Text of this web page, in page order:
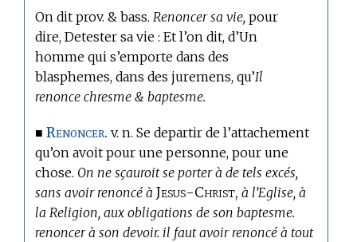
On dit prov. & bass.Renoncer sa vie, pour
dire, Detester sa vie : Et l’on dit, d’Un
homme qui s’emporte dans des
blasphemes, dans des juremens, qu’Il
renonce chresme & baptesme.
■Renoncer. v. n. Se departir de l’attachement
qu’on avoit pour une personne, pour une
chose. On ne sçauroit se porter à de tels excés,
sans avoir renoncé à Jesus-Christ, à l’Eglise, à
la Religion, aux obligations de son baptesme.
renoncer à son devoir. il faut avoir renoncé à tout